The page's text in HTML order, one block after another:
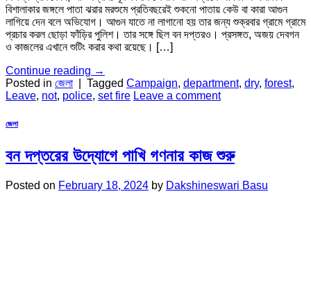
বিশালাকার জঙ্গলে পাতা ঝরার মরশুমে প্রতিবছরেই শুকনো পাতায় কেউ বা কারা আগুন
লাগিয়ে দেন বলে অভিযোগ। আগুন যাতে না লাগানো হয় তার জন্য শুক্রবার গ্রামে গ্রামে
প্রচার করল ছোড়া ফাঁড়ির পুলিশ। তার সঙ্গে ছিল বন দপ্তরও। প্রসঙ্গত, অজয় দেবগন
ও কাজলের এখানে শুটিং করার কথা রয়েছে। […]
Continue reading →
Posted in জেলা Tagged Campaign, department, dry, forest,
Leave, not, police, set fire Leave a comment
জেলা
বন দপ্তরের উদ্যোগে পাখি গণনার কাজ শুরু
Posted on February 18, 2024 by Dakshineswari Basu